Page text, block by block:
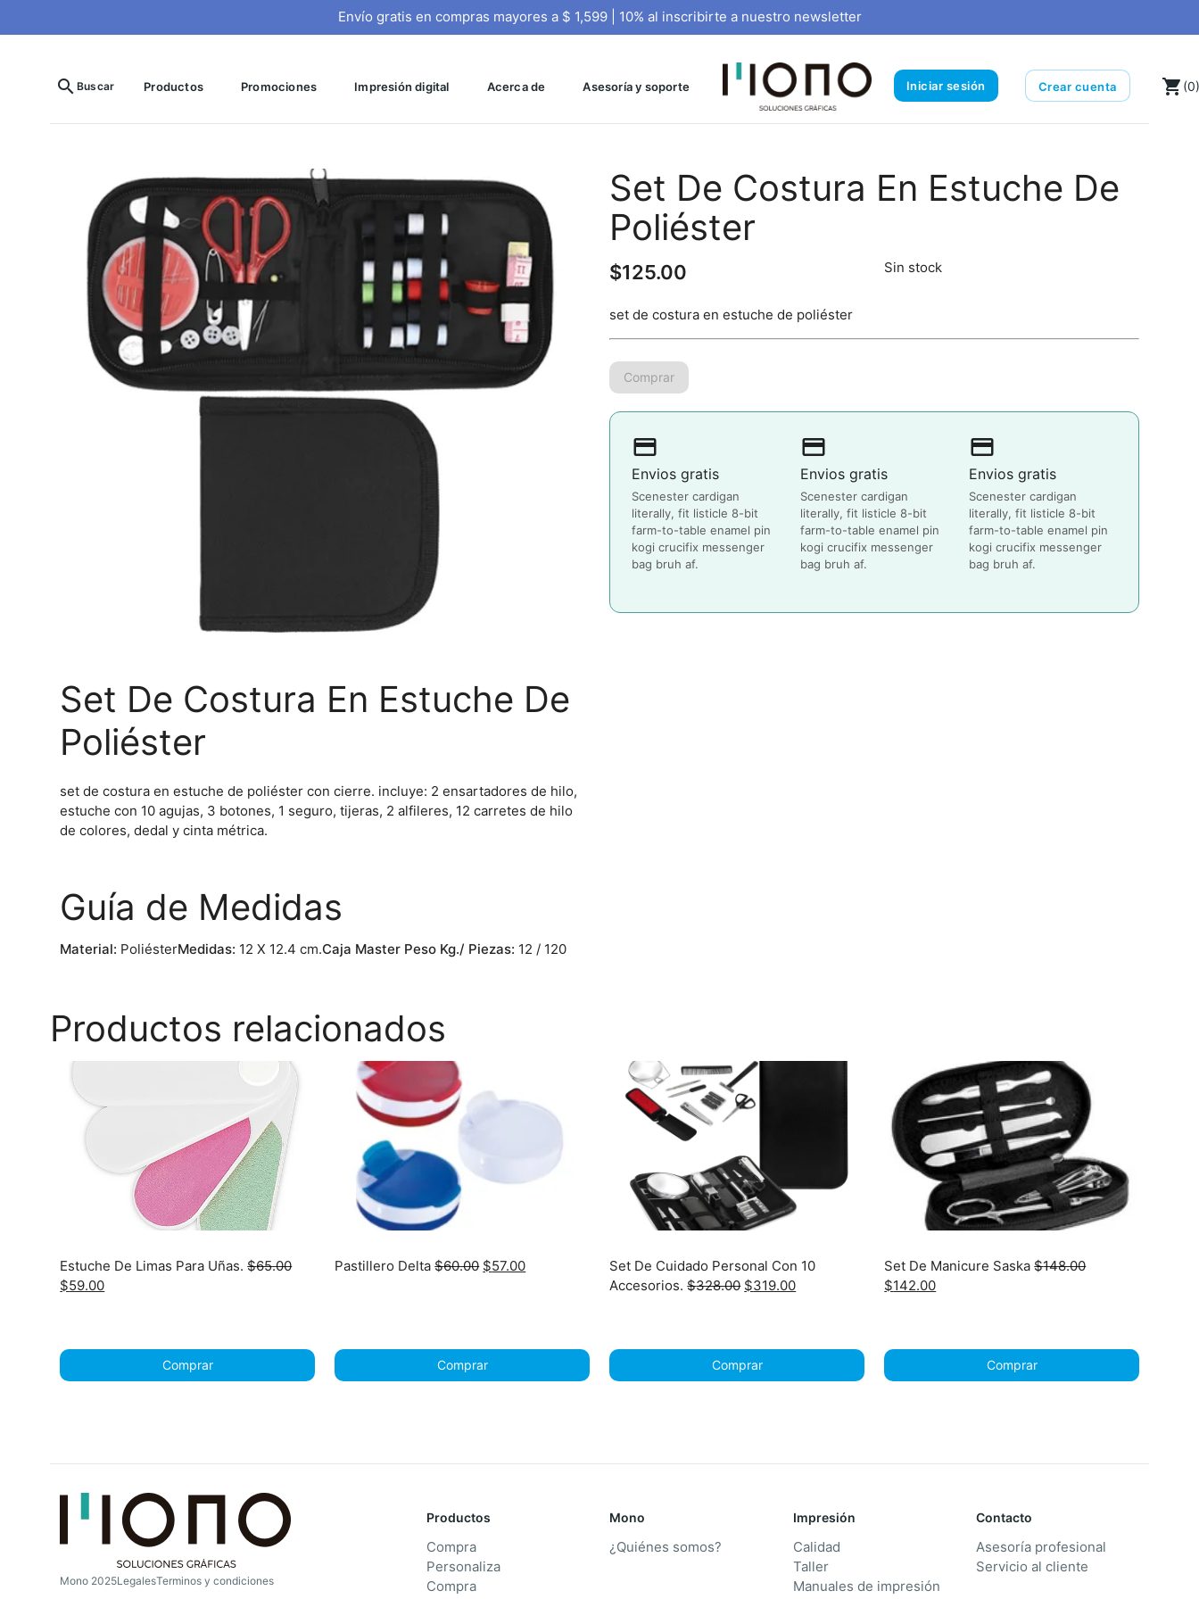
Envío gratis en compras mayores a $ 1,599 | 10% al inscribirte a nuestro newsletter
search Buscar Productos Promociones Impresión digital Acerca de Asesoría y soporte Iniciar sesión Crear cuenta local_grocery_store (0)
Set De Costura En Estuche De
Poliéster
$125.00 Sin stock
set de costura en estuche de poliéster
payment
Envios gratis
Scenester cardigan
literally, fit listicle 8-bit
farm-to-table enamel pin
kogi crucifix messenger
bag bruh af.
payment
Envios gratis
Scenester cardigan
literally, fit listicle 8-bit
farm-to-table enamel pin
kogi crucifix messenger
bag bruh af.
payment
Envios gratis
Scenester cardigan
literally, fit listicle 8-bit
farm-to-table enamel pin
kogi crucifix messenger
bag bruh af.
Set De Costura En Estuche De
Poliéster
set de costura en estuche de poliéster con cierre. incluye: 2 ensartadores de hilo,
estuche con 10 agujas, 3 botones, 1 seguro, tijeras, 2 alfileres, 12 carretes de hilo
de colores, dedal y cinta métrica.
Guía de Medidas
Material: PoliésterMedidas: 12 X 12.4 cm.Caja Master Peso Kg./ Piezas: 12 / 120
Productos relacionados
Estuche De Limas Para Uñas.$65.00
Original
$59.00Current
Comprar
Pastillero Delta$60.00 Original
$57.00Current
Comprar
Set De Cuidado Personal Con 10
Accesorios.$328.00 Original
$319.00Current
Comprar
Set De Manicure Saska$148.00
Original
$142.00Current
Comprar
Mono 2025LegalesTerminos y condiciones
Productos
Compra
Personaliza
Compra
Mono
¿Quiénes somos?
Impresión
Calidad
Taller
Manuales de impresión
Contacto
Asesoría profesional
Servicio al cliente